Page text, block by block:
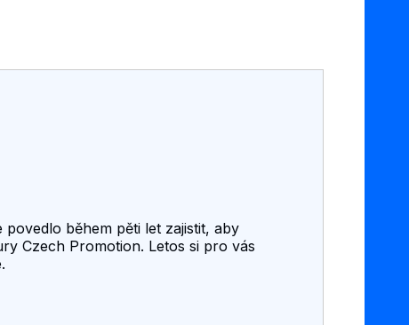
během pěti let zajistit, aby
Czech Promotion. Letos si pro vás